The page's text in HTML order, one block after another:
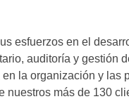
esfuerzos en el
auditoría y gestión
la organización y las
nuestros más de 130